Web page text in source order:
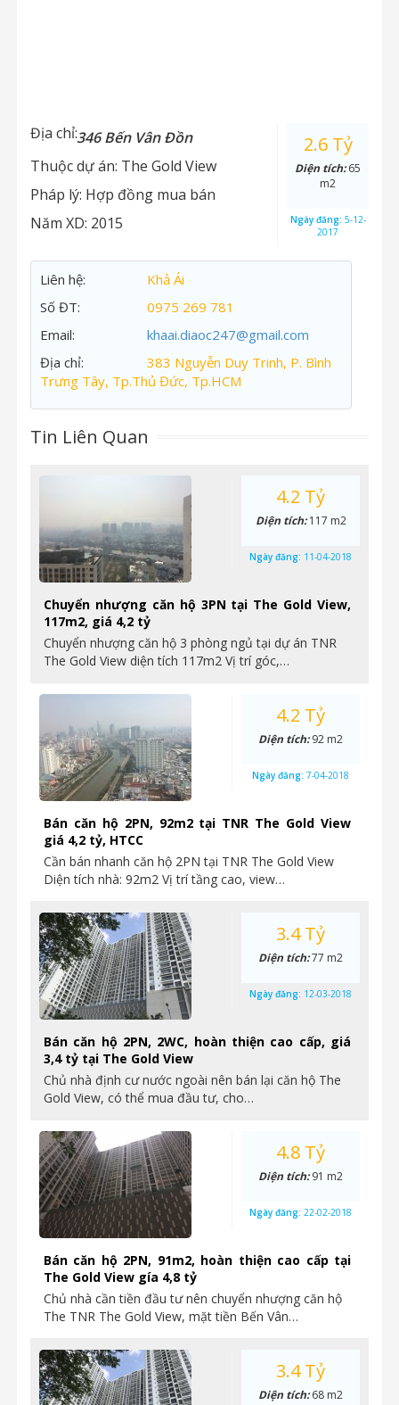
Địa chỉ:346 Bến Vân Đồn
Thuộc dự án: The Gold View
Pháp lý: Hợp đồng mua bán
Năm XD: 2015
2.6 Tỷ
Diện tích:65
m2
Ngày đăng: 5-12-
2017
Liên hệ:
Khả Ái
Số ĐT:
0975 269 781
Email:
khaai.diaoc247@gmail.com
Địa chỉ:
383 Nguyễn Duy Trinh, P. Bình
Trưng Tây, Tp.Thủ Đức, Tp.HCM
Tin Liên Quan
Chuyển nhượng căn hộ 3PN tại The Gold View,
117m2, giá 4,2 tỷ
Chuyển nhượng căn hộ 3 phòng ngủ tại dự án TNR
The Gold View diện tích 117m2 Vị trí góc,…
4.2 Tỷ
Diện tích:117 m2
Ngày đăng: 11-04-2018
Bán căn hộ 2PN, 92m2 tại TNR The Gold View
giá 4,2 tỷ, HTCC
Cần bán nhanh căn hộ 2PN tại TNR The Gold View
Diện tích nhà: 92m2 Vị trí tầng cao, view…
4.2 Tỷ
Diện tích:92 m2
Ngày đăng: 7-04-2018
Bán căn hộ 2PN, 2WC, hoàn thiện cao cấp, giá
3,4 tỷ tại The Gold View
Chủ nhà định cư nước ngoài nên bán lại căn hộ The
Gold View, có thể mua đầu tư, cho…
3.4 Tỷ
Diện tích:77 m2
Ngày đăng: 12-03-2018
Bán căn hộ 2PN, 91m2, hoàn thiện cao cấp tại
The Gold View gía 4,8 tỷ
Chủ nhà cần tiền đầu tư nên chuyển nhượng căn hộ
The TNR The Gold View, mặt tiền Bến Vân…
4.8 Tỷ
Diện tích:91 m2
Ngày đăng: 22-02-2018
3.4 Tỷ
Diện tích:68 m2